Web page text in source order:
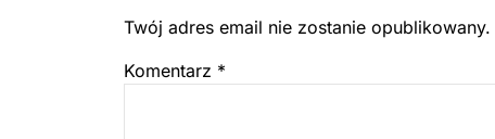
Twój adres email nie zostanie opublikowany.
Komentarz *